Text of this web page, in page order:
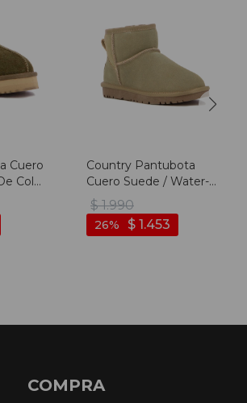
Cuero
Color
-
Country Pantubota
Cuero Suede / Water-
resistant – Dama – Kaki
- Kaki
$ 1.990
$ 1.453
26
COMPRA